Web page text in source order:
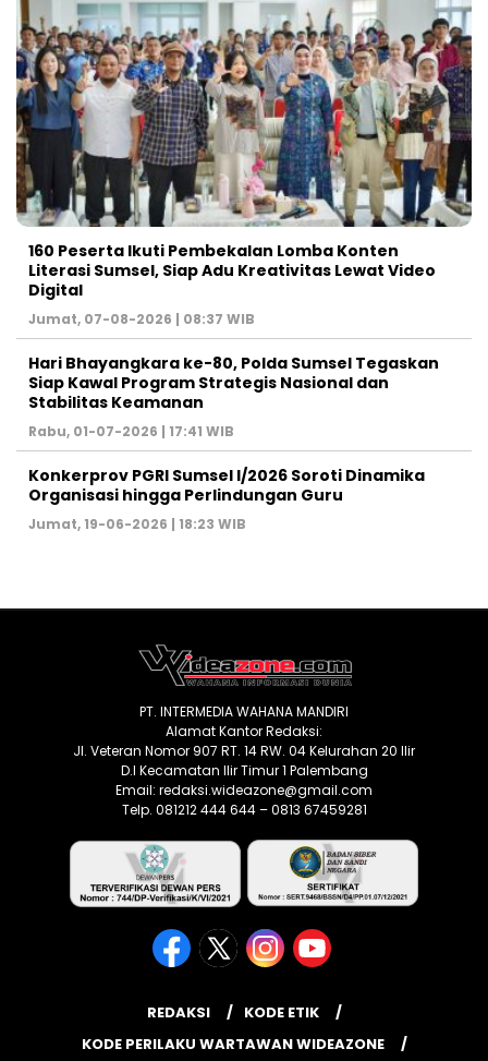
160 Peserta Ikuti Pembekalan Lomba Konten
Literasi Sumsel, Siap Adu Kreativitas Lewat Video
Digital ‎
Jumat, 07-08-2026 | 08:37 WIB
Hari Bhayangkara ke-80, Polda Sumsel Tegaskan
Siap Kawal Program Strategis Nasional dan
Stabilitas Keamanan ‎
Rabu, 01-07-2026 | 17:41 WIB
Konkerprov PGRI Sumsel I/2026 Soroti Dinamika
Organisasi hingga Perlindungan Guru ‎
Jumat, 19-06-2026 | 18:23 WIB
PT. INTERMEDIA WAHANA MANDIRI
Alamat Kantor Redaksi:
Jl. Veteran Nomor 907 RT. 14 RW. 04 Kelurahan 20 Ilir
D.I Kecamatan Ilir Timur 1 Palembang
Email: redaksi.wideazone@gmail.com
Telp. 081212 444 644 – 0813 67459281
REDAKSI
KODE ETIK
KODE PERILAKU WARTAWAN WIDEAZONE